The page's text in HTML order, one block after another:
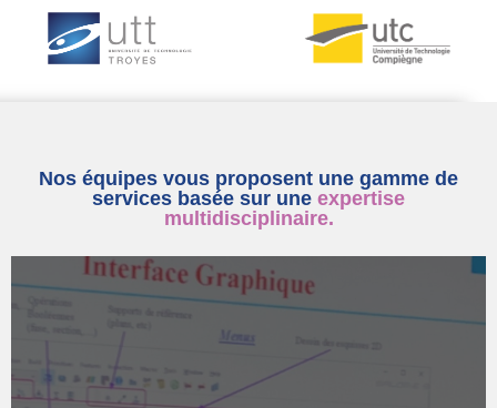
Nos équipes vous proposent une gamme de
services basée sur une expertise
multidisciplinaire.